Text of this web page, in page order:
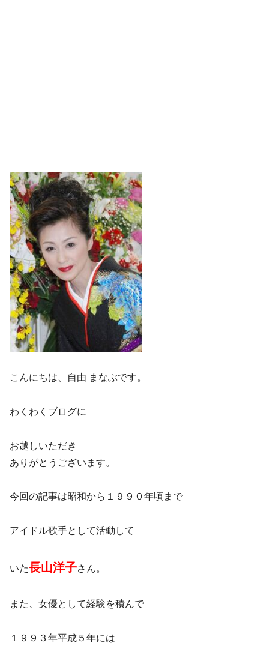
こんにちは、自由 まなぶです。
わくわくブログに
お越しいただき
ありがとうございます。
今回の記事は昭和から１９９０年頃まで
アイドル歌手として活動して
いた長山洋子さん。
また、女優として経験を積んで
１９９３年平成５年には